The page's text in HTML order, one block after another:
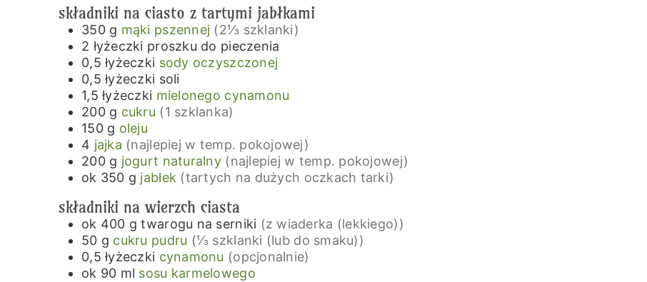
składniki na ciasto z tartymi jabłkami
350 g mąki pszennej (2⅓ szklanki)
2 łyżeczki proszku do pieczenia
0,5 łyżeczki sody oczyszczonej
0,5 łyżeczki soli
1,5 łyżeczki mielonego cynamonu
200 g cukru (1 szklanka)
150 g oleju
4 jajka (najlepiej w temp. pokojowej)
200 g jogurt naturalny (najlepiej w temp. pokojowej)
ok 350 g jabłek (tartych na dużych oczkach tarki)
składniki na wierzch ciasta
ok 400 g twarogu na serniki (z wiaderka (lekkiego))
50 g cukru pudru (⅓ szklanki (lub do smaku))
0,5 łyżeczki cynamonu (opcjonalnie)
ok 90 ml sosu karmelowego